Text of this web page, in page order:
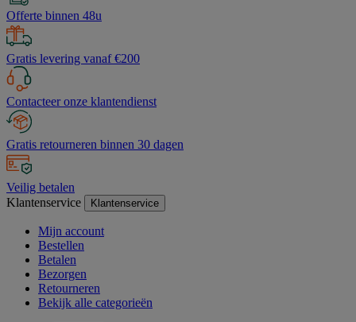
Offerte binnen 48u
Gratis levering vanaf €200
Contacteer onze klantendienst
Gratis retourneren binnen 30 dagen
Veilig betalen
Klantenservice
Klantenservice
Mijn account
Bestellen
Betalen
Bezorgen
Retourneren
Bekijk alle categorieën